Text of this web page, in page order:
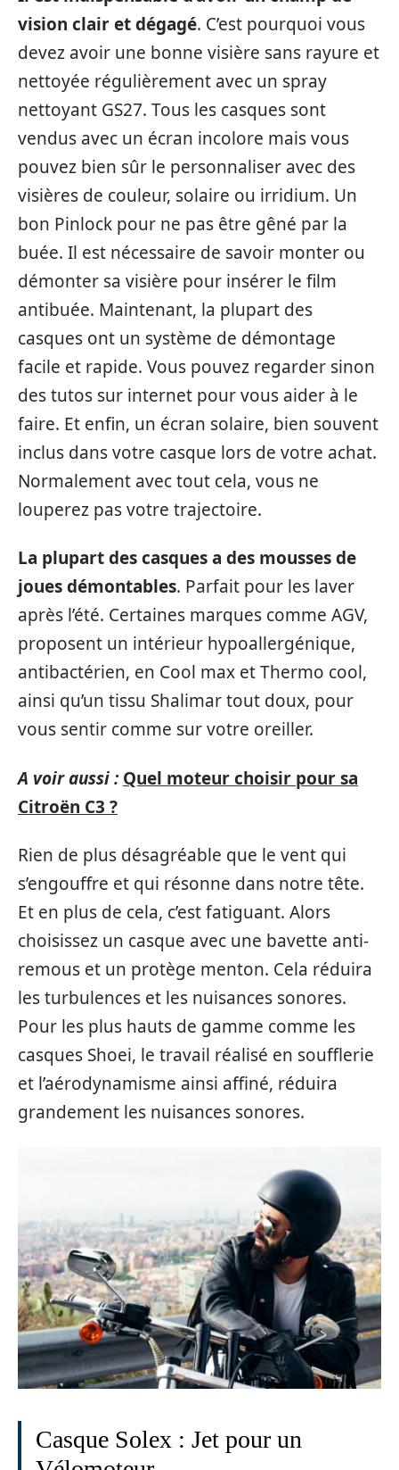
vision clair et dégagé. C’est pourquoi vous
devez avoir une bonne visière sans rayure et
nettoyée régulièrement avec un spray
nettoyant GS27. Tous les casques sont
vendus avec un écran incolore mais vous
pouvez bien sûr le personnaliser avec des
visières de couleur, solaire ou irridium. Un
bon Pinlock pour ne pas être gêné par la
buée. Il est nécessaire de savoir monter ou
démonter sa visière pour insérer le film
antibuée. Maintenant, la plupart des
casques ont un système de démontage
facile et rapide. Vous pouvez regarder sinon
des tutos sur internet pour vous aider à le
faire. Et enfin, un écran solaire, bien souvent
inclus dans votre casque lors de votre achat.
Normalement avec tout cela, vous ne
louperez pas votre trajectoire.
La plupart des casques a des mousses de
joues démontables. Parfait pour les laver
après l’été. Certaines marques comme AGV,
proposent un intérieur hypoallergénique,
antibactérien, en Cool max et Thermo cool,
ainsi qu’un tissu Shalimar tout doux, pour
vous sentir comme sur votre oreiller.
A voir aussi : Quel moteur choisir pour sa
Citroën C3 ?
Rien de plus désagréable que le vent qui
s’engouffre et qui résonne dans notre tête.
Et en plus de cela, c’est fatiguant. Alors
choisissez un casque avec une bavette anti-
remous et un protège menton. Cela réduira
les turbulences et les nuisances sonores.
Pour les plus hauts de gamme comme les
casques Shoei, le travail réalisé en soufflerie
et l’aérodynamisme ainsi affiné, réduira
grandement les nuisances sonores.
Casque Solex : Jet pour un